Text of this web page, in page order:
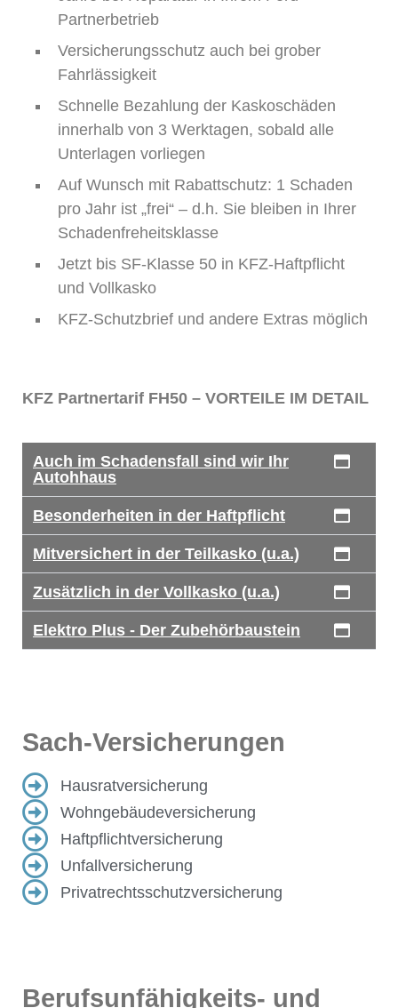
Partnerbetrieb
Versicherungsschutz auch bei grober
Fahrlässigkeit
Schnelle Bezahlung der Kaskoschäden
innerhalb von 3 Werktagen, sobald alle
Unterlagen vorliegen
Auf Wunsch mit Rabattschutz: 1 Schaden
pro Jahr ist „frei“ – d.h. Sie bleiben in Ihrer
Schadenfreheitsklasse
Jetzt bis SF-Klasse 50 in KFZ-Haftpflicht
und Vollkasko
KFZ-Schutzbrief und andere Extras möglich
KFZ Partnertarif FH50 – VORTEILE IM DETAIL
Auch im Schadensfall sind wir Ihr
Autohhaus
Besonderheiten in der Haftpflicht
Mitversichert in der Teilkasko (u.a.)
Zusätzlich in der Vollkasko (u.a.)
Elektro Plus - Der Zubehörbaustein
Sach-Versicherungen
Hausratversicherung
Wohngebäudeversicherung
Haftpflichtversicherung
Unfallversicherung
Privatrechtsschutzversicherung
Berufsunfähigkeits- und